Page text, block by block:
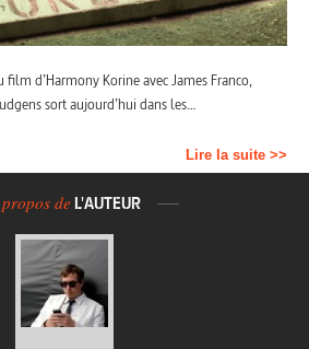
film d’Harmony Korine avec James Franco,
sort aujourd’hui dans les…
Lire la suite >>
de L'AUTEUR